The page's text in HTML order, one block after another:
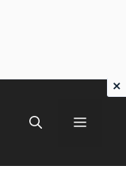
Menu